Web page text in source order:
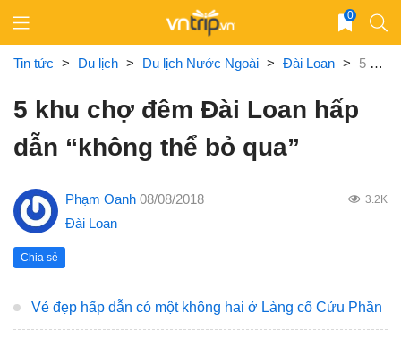
content
0
Tin tức > Du lịch > Du lịch Nước Ngoài > Đài Loan > 5 khu chợ đêm Đài Loan hấp dẫn “không thể bỏ qua”
5 khu chợ đêm Đài Loan hấp
dẫn “không thể bỏ qua”
Phạm Oanh 08/08/2018 3.2K
Đài Loan
Chia sẻ
Vẻ đẹp hấp dẫn có một không hai ở Làng cổ Cửu Phần